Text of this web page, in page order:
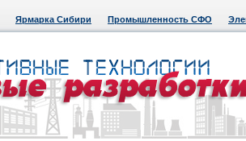
Ярмарка Сибири Промышленность СФО